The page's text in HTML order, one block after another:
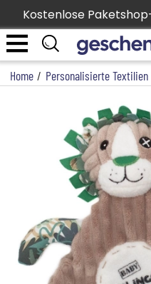
Kostenlose
Home / Personalisierte Textilien